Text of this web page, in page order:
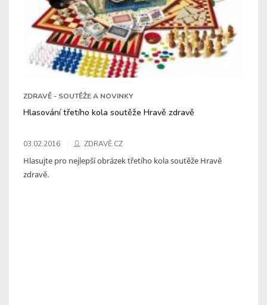
ZDRAVĚ - SOUTĚŽE A NOVINKY
Hlasování třetího kola soutěže Hravě zdravě
03.02.2016 ZDRAVĚ.CZ
Hlasujte pro nejlepší obrázek třetího kola soutěže Hravě
zdravě.